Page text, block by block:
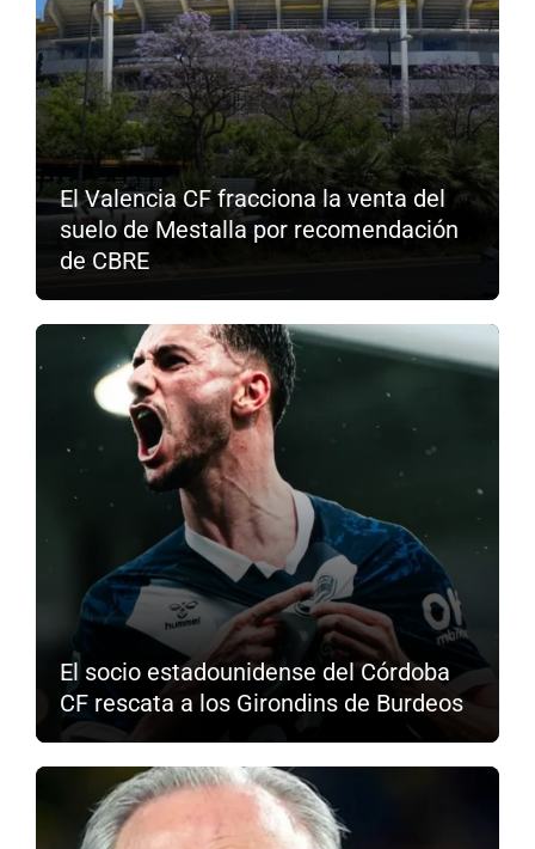
El Valencia CF fracciona la venta del
suelo de Mestalla por recomendación
de CBRE
El socio estadounidense del Córdoba
CF rescata a los Girondins de Burdeos